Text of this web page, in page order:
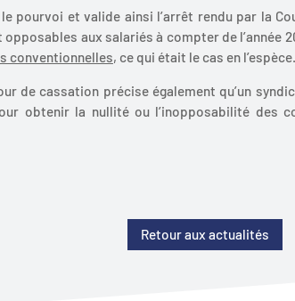
pourvoi et valide ainsi l’arrêt rendu par la
aux salariés à compter de l’année
conventionnelles, ce qui était le cas en l’espèce.
de cassation précise également qu’un
obtenir la nullité ou l’inopposabilité des
Retour aux actualités